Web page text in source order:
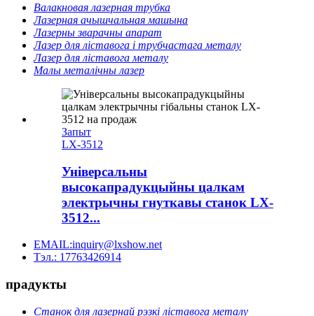
Валакновая лазерная трубка
Лазерная ачышчальная машына
Лазерны зварачны апарат
Лазер для ліставога і трубчастага металу
Лазер для ліставога металу
Малы металічны лазер
Запыт
LX-3512
Універсальны
высокапрадукцыйны цалкам
электрычны гнуткавы станок LX-
3512...
EMAIL:inquiry@lxshow.net
Тэл.: 17763426914
прадукты
Станок для лазернай рэзкі ліставога металу